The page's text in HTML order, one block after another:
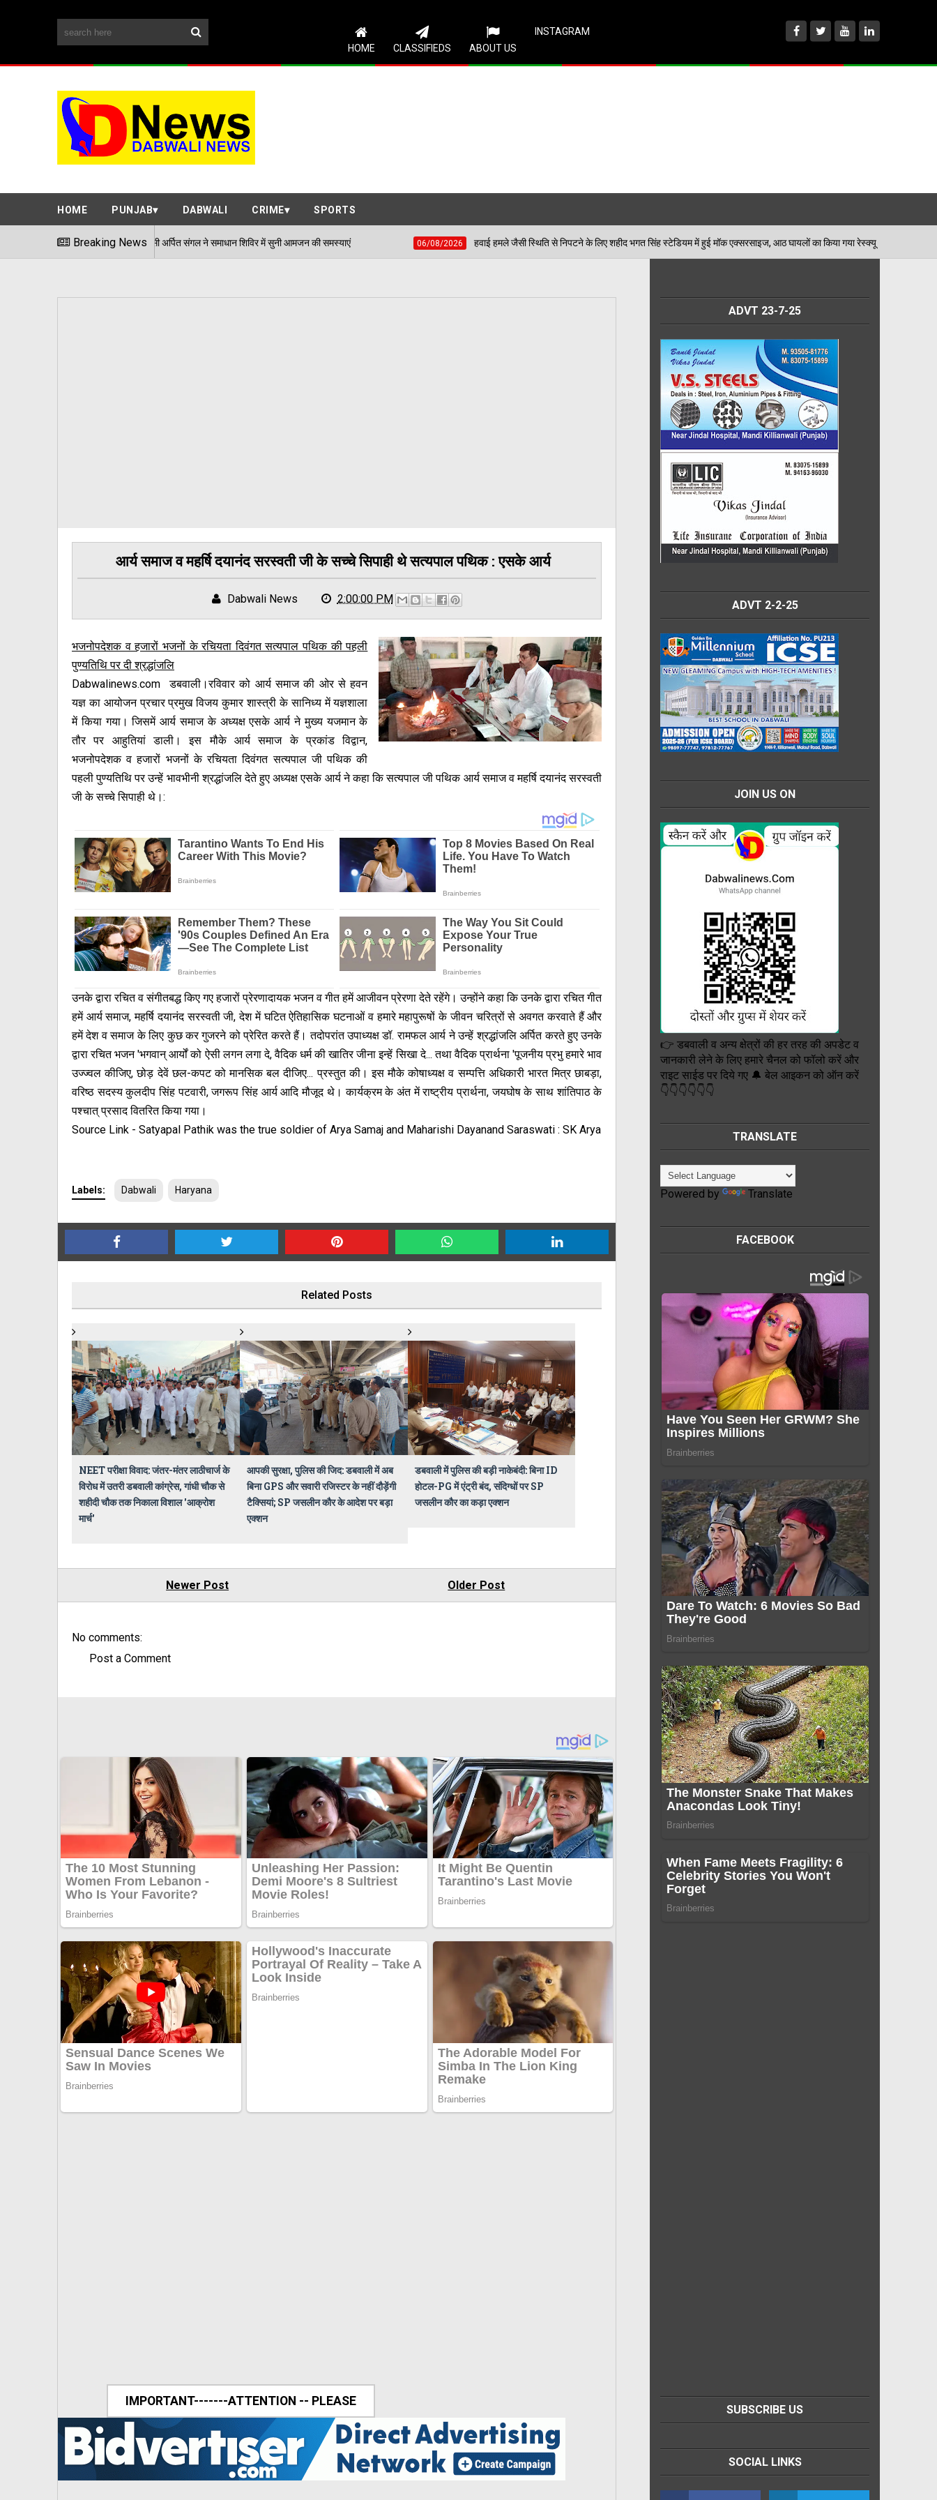
HOME CLASSIFIEDS ABOUT US
INSTAGRAM
HOME PUNJAB DABWALI CRIME SPORTS
Breaking News
एडीसी अर्पित संगल ने समाधान शिविर में सुनी आमजन की समस्याएं 06/08/2026 हवाई हमले जैसी स्थिति से निपटने के लिए शहीद भगत सिंह स्टेडियम में हुई मॉक एक्सरसाइज, आठ घायलों का किया गया रेस्क्यू 06/08/2026
आर्य समाज व महर्षि दयानंद सरस्वती जी के सच्चे सिपाही थे सत्यपाल पथिक : एसके आर्य
Dabwali News 2:00:00 PM
भजनोपदेशक व हजारों भजनों के रचियता दिवंगत सत्यपाल पथिक की पहली
पुण्यतिथि पर दी श्रद्धांजलि
Dabwalinews.com डबवाली।रविवार को आर्य समाज की ओर से हवन
यज्ञ का आयोजन प्रचार प्रमुख विजय कुमार शास्त्री के सानिध्य में यज्ञशाला
में किया गया। जिसमें आर्य समाज के अध्यक्ष एसके आर्य ने मुख्य यजमान के
तौर पर आहुतियां डाली। इस मौके आर्य समाज के प्रकांड विद्वान,
भजनोपदेशक व हजारों भजनों के रचियता दिवंगत सत्यपाल जी पथिक की
पहली पुण्यतिथि पर उन्हें भावभीनी श्रद्धांजलि देते हुए अध्यक्ष एसके आर्य ने कहा कि सत्यपाल जी पथिक आर्य समाज व महर्षि दयानंद सरस्वती
जी के सच्चे सिपाही थे।:
उनके द्वारा रचित व संगीतबद्ध किए गए हजारों प्रेरणादायक भजन व गीत हमें आजीवन प्रेरणा देते रहेंगे। उन्होंने कहा कि उनके द्वारा रचित गीत
हमें आर्य समाज, महर्षि दयानंद सरस्वती जी, देश में घटित ऐतिहासिक घटनाओं व हमारे महापुरूषों के जीवन चरित्रों से अवगत करवाते हैं और
हमें देश व समाज के लिए कुछ कर गुजरने को प्रेरित करते हैं। तदोपरांत उपाध्यक्ष डॉ. रामफल आर्य ने उन्हें श्रद्धांजलि अर्पित करते हुए उनके
द्वारा रचित भजन 'भगवान् आर्यों को ऐसी लगन लगा दे, वैदिक धर्म की खातिर जीना इन्हें सिखा दे... तथा वैदिक प्रार्थना 'पूजनीय प्रभु हमारे भाव
उज्ज्वल कीजिए, छोड़ देवें छल-कपट को मानसिक बल दीजिए... प्रस्तुत की। इस मौके कोषाध्यक्ष व सम्पत्ति अधिकारी भारत मित्र छाबड़ा,
वरिष्ठ सदस्य कुलदीप सिंह पटवारी, जगरूप सिंह आर्य आदि मौजूद थे। कार्यक्रम के अंत में राष्ट्रीय प्रार्थना, जयघोष के साथ शांतिपाठ के
पश्चात् प्रसाद वितरित किया गया।
Source Link - Satyapal Pathik was the true soldier of Arya Samaj and Maharishi Dayanand Saraswati : SK Arya
Labels: Dabwali Haryana
Related Posts
NEET परीक्षा विवाद: जंतर-मंतर लाठीचार्ज के
विरोध में उतरी डबवाली कांग्रेस, गांधी चौक से
शहीदी चौक तक निकाला विशाल 'आक्रोश
मार्च'
आपकी सुरक्षा, पुलिस की जिद: डबवाली में अब
बिना GPS और सवारी रजिस्टर के नहीं दौड़ेंगी
टैक्सियां; SP जसलीन कौर के आदेश पर बड़ा
एक्शन
डबवाली में पुलिस की बड़ी नाकेबंदी: बिना ID
होटल-PG में एंट्री बंद, संदिग्धों पर SP
जसलीन कौर का कड़ा एक्शन
Newer Post Older Post
No comments:
Post a Comment
IMPORTANT-------ATTENTION -- PLEASE
ADVT 23-7-25
ADVT 2-2-25
JOIN US ON
👉 डबवाली व अन्य क्षेत्रों की हर तरह की अपडेट व
जानकारी लेने के लिए हमारे चैनल को फॉलो करें और
राइट साईड पर दिये गए 🔔 बेल आइकन को ऑन करें
👇👇👇👇👇👇
TRANSLATE
Powered by Translate
FACEBOOK
SUBSCRIBE US
SOCIAL LINKS